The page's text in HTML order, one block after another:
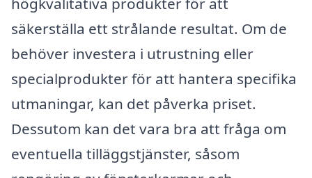
säkerställa ett strålande resultat. Om de
behöver investera i utrustning eller
specialprodukter för att hantera specifika
utmaningar, kan det påverka priset.
Dessutom kan det vara bra att fråga om
eventuella tilläggstjänster, såsom